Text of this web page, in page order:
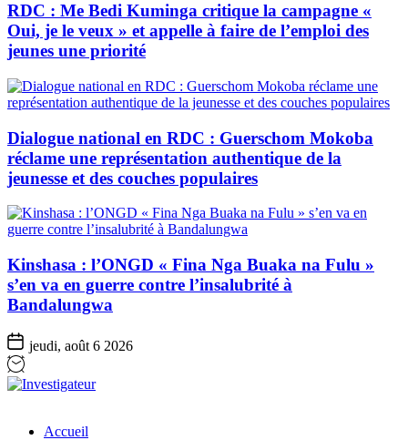
RDC : Me Bedi Kuminga critique la campagne «
Oui, je le veux » et appelle à faire de l’emploi des
jeunes une priorité
Dialogue national en RDC : Guerschom Mokoba
réclame une représentation authentique de la
jeunesse et des couches populaires
Kinshasa : l’ONGD « Fina Nga Buaka na Fulu »
s’en va en guerre contre l’insalubrité à
Bandalungwa
jeudi, août 6 2026
Accueil